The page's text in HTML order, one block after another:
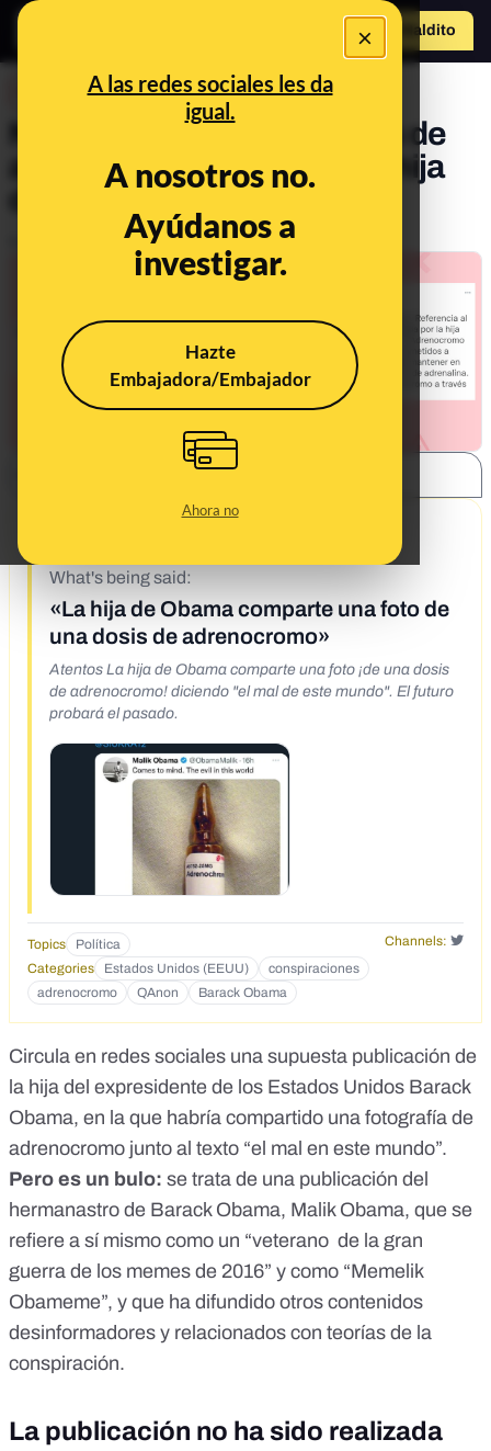
×
A las redes sociales les da
igual.
A nosotros no.
Ayúdanos a
investigar.
Hazte
Embajadora/Embajador
Ahora no
Hazte Maldito
No, esta foto de “una dosis de
adrenocromo” no es de la hija
de Obama
Dec 27, 2022, 3:04:48 PM
What's being said:
«La hija de Obama comparte una foto de
una dosis de adrenocromo»
Atentos La hija de Obama comparte una foto ¡de una dosis
de adrenocromo! diciendo "el mal de este mundo". El futuro
probará el pasado.
Topics Política
Channels:
Categories
Estados Unidos (EEUU)
conspiraciones
adrenocromo
QAnon Barack Obama
Circula en redes sociales una supuesta publicación de
la hija del expresidente de los Estados Unidos Barack
Obama, en la que habría compartido una fotografía de
adrenocromo junto al texto “el mal en este mundo”.
Pero es un bulo: se trata de una publicación del
hermanastro de Barack Obama, Malik Obama, que se
refiere a sí mismo como un “veterano de la gran
guerra de los memes de 2016” y como “Memelik
Obameme”, y que ha difundido otros contenidos
desinformadores y relacionados con teorías de la
conspiración.
La publicación no ha sido realizada